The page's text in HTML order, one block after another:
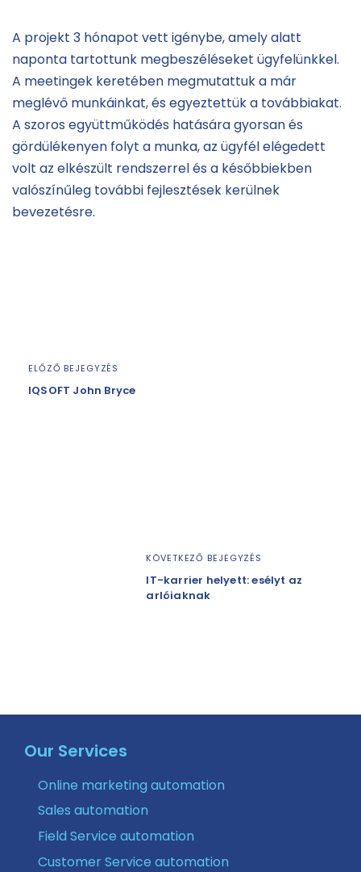
A projekt 3 hónapot vett igénybe, amely alatt
naponta tartottunk megbeszéléseket ügyfelünkkel.
A meetingek keretében megmutattuk a már
meglévő munkáinkat, és egyeztettük a továbbiakat.
A szoros együttműködés hatására gyorsan és
gördülékenyen folyt a munka, az ügyfél elégedett
volt az elkészült rendszerrel és a későbbiekben
valószínűleg további fejlesztések kerülnek
bevezetésre.
ELŐZŐ BEJEGYZÉS
IQSOFT John Bryce
KÖVETKEZŐ BEJEGYZÉS
IT-karrier helyett: esélyt az
arlóiaknak
Our Services
Online marketing automation
Sales automation
Field Service automation
Customer Service automation